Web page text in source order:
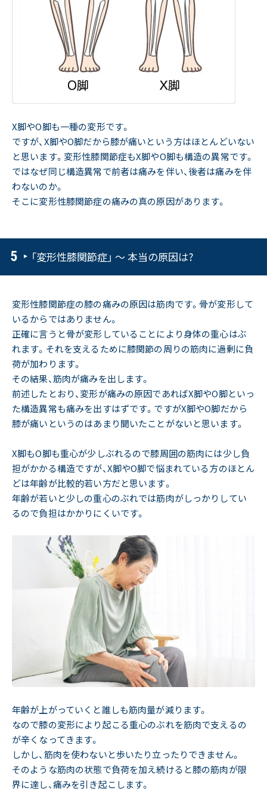
X脚やO脚も一種の変形です。
ですが、X脚やO脚だから膝が痛いという方はほとんどいない
と思います。変形性膝関節症もX脚やO脚も構造の異常です。
ではなぜ同じ構造異常で前者は痛みを伴い、後者は痛みを伴
わないのか。
そこに変形性膝関節症の痛みの真の原因があります。
「変形性膝関節症」 〜 本当の原因は?
変形性膝関節症の膝の痛みの原因は筋肉です。骨が変形して
いるからではありません。
正確に言うと骨が変形していることにより身体の重心はぶ
れます。それを支えるために膝関節の周りの筋肉に過剰に負
荷が加わります。
その結果、筋肉が痛みを出します。
前述したとおり、変形が痛みの原因であればX脚やO脚といっ
た構造異常も痛みを出すはずです。ですがX脚やO脚だから
膝が痛いというのはあまり聞いたことがないと思います。
X脚もO脚も重心が少しぶれるので膝周囲の筋肉には少し負
担がかかる構造ですが、X脚やO脚で悩まれている方のほとん
どは年齢が比較的若い方だと思います。
年齢が若いと少しの重心のぶれでは筋肉がしっかりしてい
るので負担はかかりにくいです。
年齢が上がっていくと誰しも筋肉量が減ります。
なので膝の変形により起こる重心のぶれを筋肉で支えるの
が辛くなってきます。
しかし、筋肉を使わないと歩いたり立ったりできません。
そのような筋肉の状態で負荷を加え続けると膝の筋肉が限
界に達し、痛みを引き起こします。